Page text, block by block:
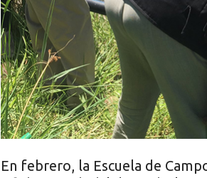
En febrero, la Escuela de